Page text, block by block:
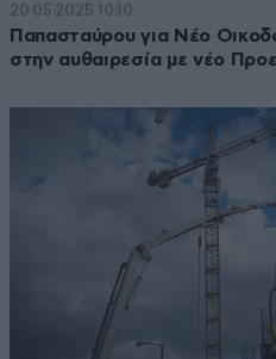
20·05·2025 10:10
Παπασταύρου για Νέο
στην αυθαιρεσία με νέο